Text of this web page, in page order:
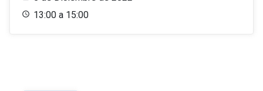
13:00 a 15:00